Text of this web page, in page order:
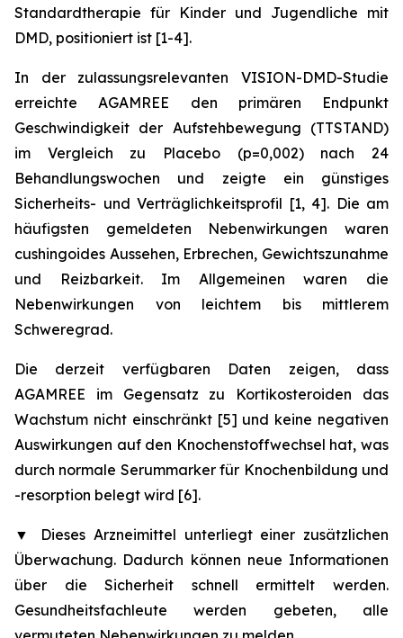
Standardtherapie für Kinder und Jugendliche mit
DMD, positioniert ist [1-4].
In der zulassungsrelevanten VISION-DMD-Studie
erreichte AGAMREE den primären Endpunkt
Geschwindigkeit der Aufstehbewegung (TTSTAND)
im Vergleich zu Placebo (p=0,002) nach 24
Behandlungswochen und zeigte ein günstiges
Sicherheits- und Verträglichkeitsprofil [1, 4]. Die am
häufigsten gemeldeten Nebenwirkungen waren
cushingoides Aussehen, Erbrechen, Gewichtszunahme
und Reizbarkeit. Im Allgemeinen waren die
Nebenwirkungen von leichtem bis mittlerem
Schweregrad.
Die derzeit verfügbaren Daten zeigen, dass
AGAMREE im Gegensatz zu Kortikosteroiden das
Wachstum nicht einschränkt [5] und keine negativen
Auswirkungen auf den Knochenstoffwechsel hat, was
durch normale Serummarker für Knochenbildung und
-resorption belegt wird [6].
▼
Dieses Arzneimittel unterliegt einer zusätzlichen
Überwachung. Dadurch können neue Informationen
über die Sicherheit schnell ermittelt werden.
Gesundheitsfachleute werden gebeten, alle